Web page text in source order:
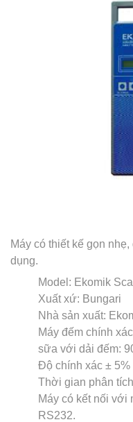
Máy có thiết kế gọn
dụng.
Model: Ekomik
Xuất xứ: Bungari
Nhà sản xuất:
Máy đếm chính
sữa với dải đếm:
Độ chính xác ± 5%
Thời gian phân
Máy có kết nối với
RS232.